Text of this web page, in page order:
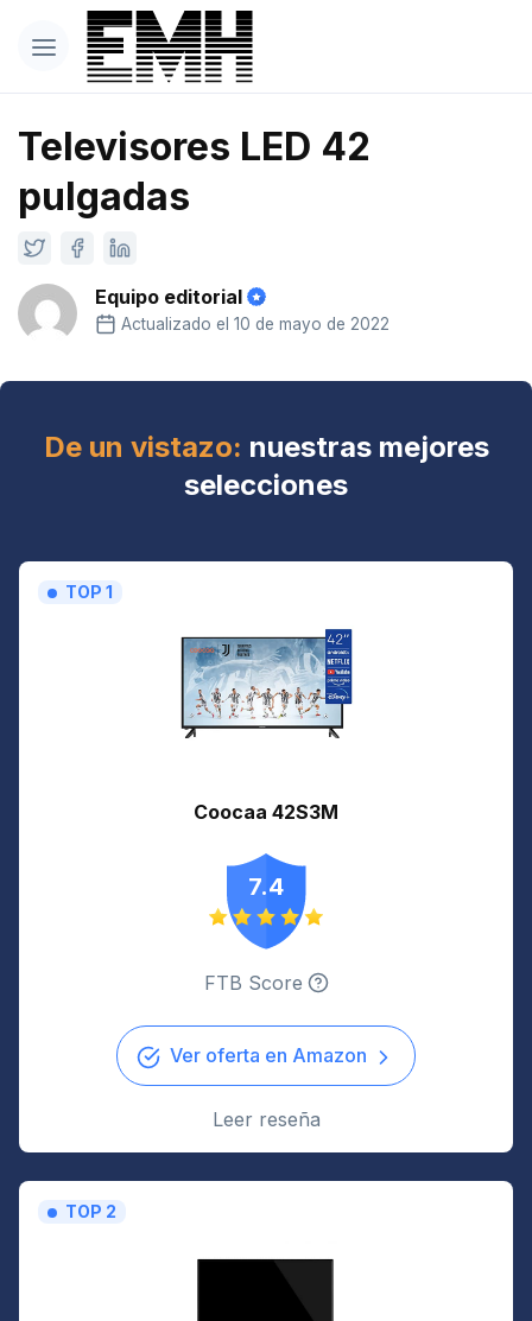
Televisores LED 42
pulgadas
Equipo editorial
Actualizado el 10 de mayo de 2022
De un vistazo: nuestras mejores
selecciones
TOP 1
Coocaa 42S3M
7.4
FTB Score
Ver oferta en Amazon
Leer reseña
TOP 2